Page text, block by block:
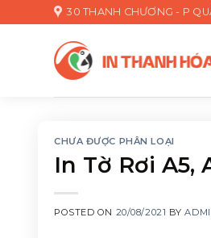
to
30 THANH CHƯƠNG - P
CHƯA ĐƯỢC PHÂN LOẠI
In Tờ Rơi
POSTED ON 20/08/2021 BY